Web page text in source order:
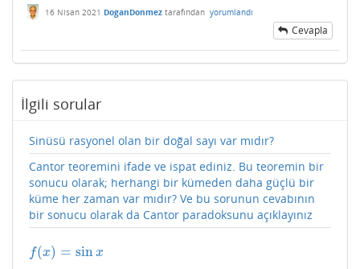
16 Nisan 2021 DoganDonmez tarafından yorumlandı
Cevapla
İlgili sorular
Sinüsü rasyonel olan bir doğal sayı var mıdır?
Cantor teoremini ifade ve ispat ediniz. Bu teoremin bir
sonucu olarak; herhangi bir kümeden daha güçlü bir
küme her zaman var mıdır? Ve bu sorunun cevabının
bir sonucu olarak da Cantor paradoksunu açıklayınız
f(x) = sin x
f(x =sinx